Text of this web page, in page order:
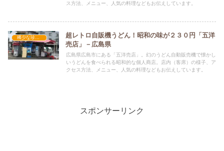
ス方法、メニュー、人気の料理などもお伝えしています。
稀少な珍しいグルメ店
超レトロ自販機うどん！昭和の味が２３０円「五洋
売店」－広島県
広島県広島市にある「五洋売店」。幻のうどん自動販売機で懐かし
いうどんを食べられる昭和的な個人商店。店内（客席）の様子、ア
クセス方法、メニュー、人気の料理などもお伝えしています。
スポンサーリンク